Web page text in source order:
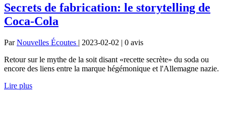
Secrets de fabrication: le storytelling de
Coca-Cola
ParNouvelles Écoutes | 2023-02-02 | 0 avis
Retour sur le mythe de la soit disant «recette secrète» du soda ou
encore des liens entre la marque hégémonique et l'Allemagne nazie.
Lire plus